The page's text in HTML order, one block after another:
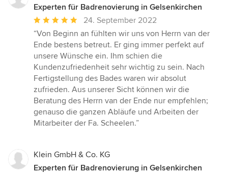
Experten für Badrenovierung in Gelsenkirchen
Durchschnittliche
Bewertung:
5
von
5
Sternen
24. September 2022
“Von Beginn an fühlten wir uns von Herrn van der
Ende bestens betreut. Er ging immer perfekt auf
unsere Wünsche ein. Ihm schien die
Kundenzufriedenheit sehr wichtig zu sein. Nach
Fertigstellung des Bades waren wir absolut
zufrieden. Aus unserer Sicht können wir die
Beratung des Herrn van der Ende nur empfehlen;
genauso die ganzen Abläufe und Arbeiten der
Mitarbeiter der Fa. Scheelen.”
Klein GmbH & Co. KG
Experten für Badrenovierung in Gelsenkirchen